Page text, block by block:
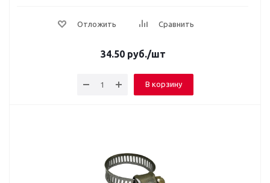
Отложить Сравнить
34.50руб./шт
В корзину